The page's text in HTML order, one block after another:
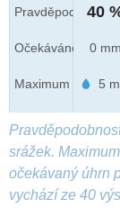
Pravděpod.
Očekáváno
Maximum
40
0 mm
5
srážek.
očekávaný úhrn
vychází ze 40